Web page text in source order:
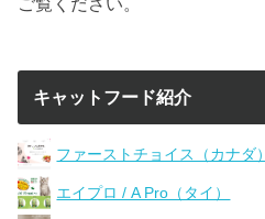
キャットフード紹介
ファーストチョイス（カナダ）
エイプロ / A Pro（タイ）